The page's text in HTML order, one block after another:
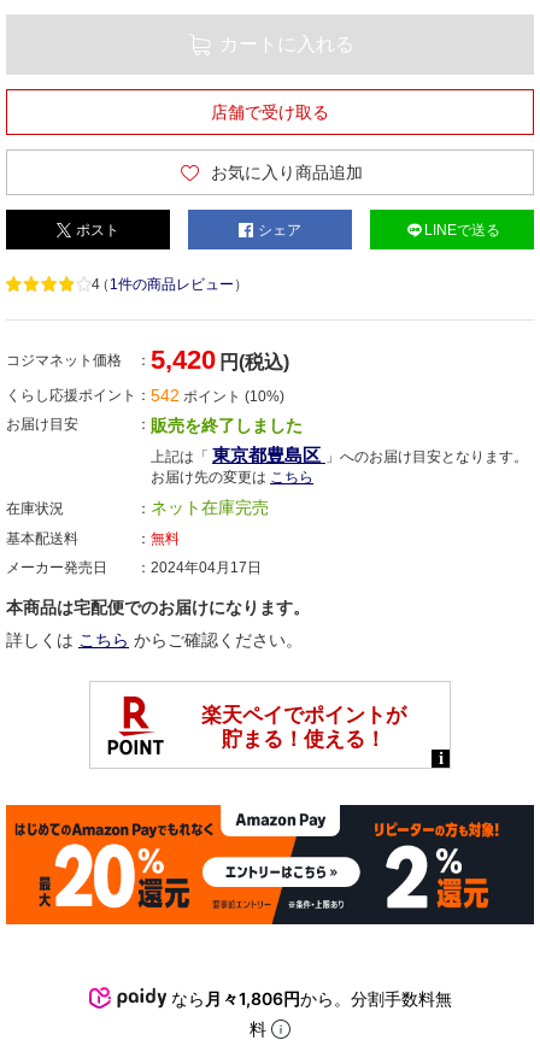
カートに入れる
店舗で受け取る
お気に入り商品追加
ポスト シェア LINEで送る
4（ 1件の商品レビュー ）
コジマネット価格 5,420 円(税込)
くらし応援ポイント 542 ポイント (10%)
お届け目安
販売を終了しました
上記は「 東京都豊島区 」へのお届け目安となります。
お届け先の変更は こちら
在庫状況
ネット在庫完売
基本配送料
無料
メーカー発売日
2024年04月17日
本商品は宅配便でのお届けになります。
詳しくは こちら からご確認ください。
なら 月々1,806円から。分割手数料無
料